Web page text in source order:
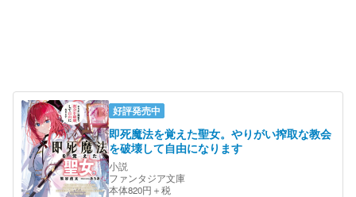
好評発売中
即死魔法を覚えた聖女。やりがい搾取な教会
を破壊して自由になります
小説
ファンタジア文庫
本体820円＋税